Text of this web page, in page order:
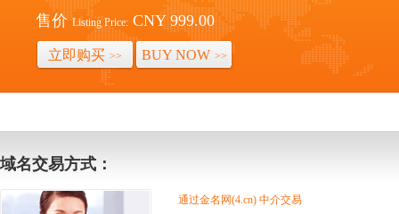
售价 Listing Price: CNY 999.00
立即购买 >> BUY NOW >>
域名交易方式：
通过金名网(4.cn) 中介交易